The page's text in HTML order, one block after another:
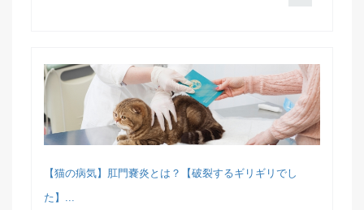
【猫の病気】肛門嚢炎とは？【破裂するギリギリでし
た】...